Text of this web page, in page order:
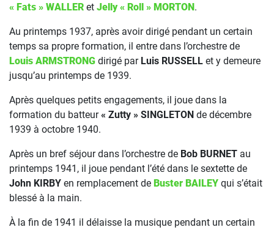
« Fats » WALLER et Jelly « Roll » MORTON.
Au printemps 1937, après avoir dirigé pendant un certain
temps sa propre formation, il entre dans l’orchestre de
Louis ARMSTRONG dirigé par Luis RUSSELL et y demeure
jusqu’au printemps de 1939.
Après quelques petits engagements, il joue dans la
formation du batteur« Zutty » SINGLETON de décembre
1939 à octobre 1940.
Après un bref séjour dans l’orchestre de Bob BURNET au
printemps 1941, il joue pendant l’été dans le sextette de
John KIRBY en remplacement de Buster BAILEY qui s’était
blessé à la main.
À la fin de 1941 il délaisse la musique pendant un certain